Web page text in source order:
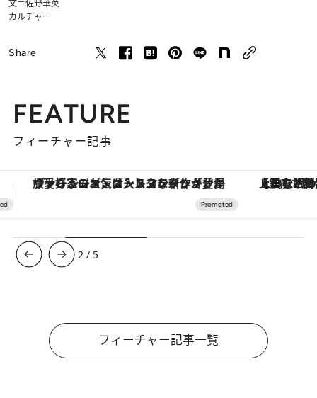
文＝佐野華英
カルチャー
Share
FEATURE
フィーチャー記事
【銀座で出合う最旬美容】美髪ケアや上質な眠り…セルフケアのアップデートから、特別な名入れギフトまで。大人のための「ReFa GINZA」クルーズ
3 / 5
フィーチャー記事一覧